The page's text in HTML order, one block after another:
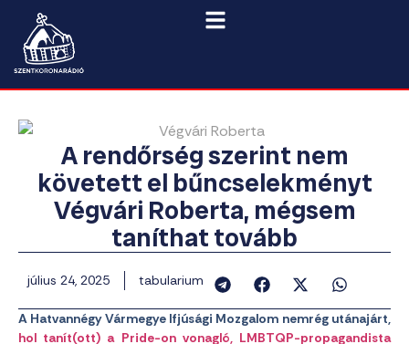
A rendőrség szerint nem
követett el bűncselekményt
Végvári Roberta, mégsem
taníthat tovább
július 24, 2025 tabularium
A Hatvannégy Vármegye Ifjúsági Mozgalom nemrég utánajárt,
hol tanít(ott) a Pride-on vonagló, LMBTQP-propagandista